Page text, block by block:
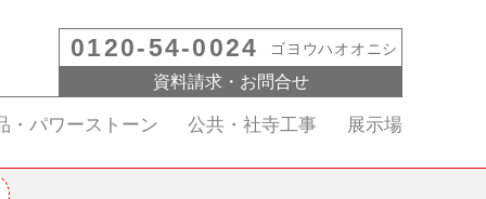
0120-54-0024 ゴヨウハオオニシ
資料請求・お問合せ
・パワーストーン 公共・社寺工事 展示場